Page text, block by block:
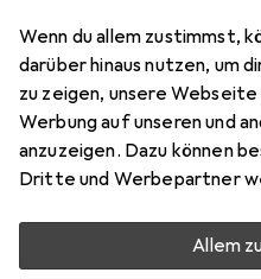
Wenn du allem zustimmst,
darüber hinaus nutzen, um
zu zeigen, unsere
Werbung auf unseren und
anzuzeigen. Dazu können
Dritte und Werbepartner
Allem
Preis in EUR inkl. MwSt.
1
Bewertungen
Zwischen Sa, 15.8. und
Mehr als 10 Stück an